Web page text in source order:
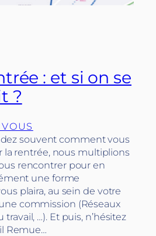
: et si on se
?
souvent comment vous
la rentrée, nous multiplions
rencontrer pour en
une forme
plaira, au sein de votre
commission (Réseaux
…). Et puis, n’hésitez
Remue…